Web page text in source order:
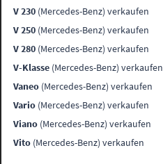
V 230 (Mercedes-Benz) verkaufen
V 250 (Mercedes-Benz) verkaufen
V 280 (Mercedes-Benz) verkaufen
V-Klasse (Mercedes-Benz) verkaufen
Vaneo (Mercedes-Benz) verkaufen
Vario (Mercedes-Benz) verkaufen
Viano (Mercedes-Benz) verkaufen
Vito (Mercedes-Benz) verkaufen